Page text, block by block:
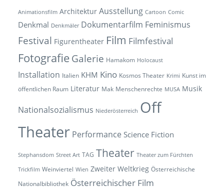
Animationsfilm Architektur Ausstellung Cartoon Comic
Denkmal Denkmäler Dokumentarfilm Feminismus
Festival Figurentheater Film Filmfestival
Fotografie Galerie Hamakom Holocaust
Installation Italien KHM Kino Kosmos Theater Krimi Kunst im
öffentlichen Raum Literatur Mak Menschenrechte MUSA Musik
Nationalsozialismus Niederösterreich Off
Theater Performance Science Fiction
Stephansdom Street Art TAG Theater Theater zum Fürchten
Trickfilm Weinviertel Wien Zweiter Weltkrieg Österreichische
Nationalbibliothek Österreichischer Film